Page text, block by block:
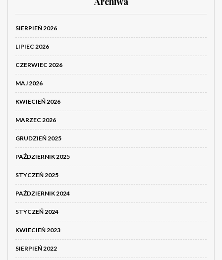
SIERPIEŃ 2026
LIPIEC 2026
CZERWIEC 2026
MAJ 2026
KWIECIEŃ 2026
MARZEC 2026
GRUDZIEŃ 2025
PAŹDZIERNIK 2025
STYCZEŃ 2025
PAŹDZIERNIK 2024
STYCZEŃ 2024
KWIECIEŃ 2023
SIERPIEŃ 2022